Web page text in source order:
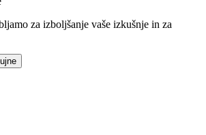
za izboljšanje vaše izkušnje in za